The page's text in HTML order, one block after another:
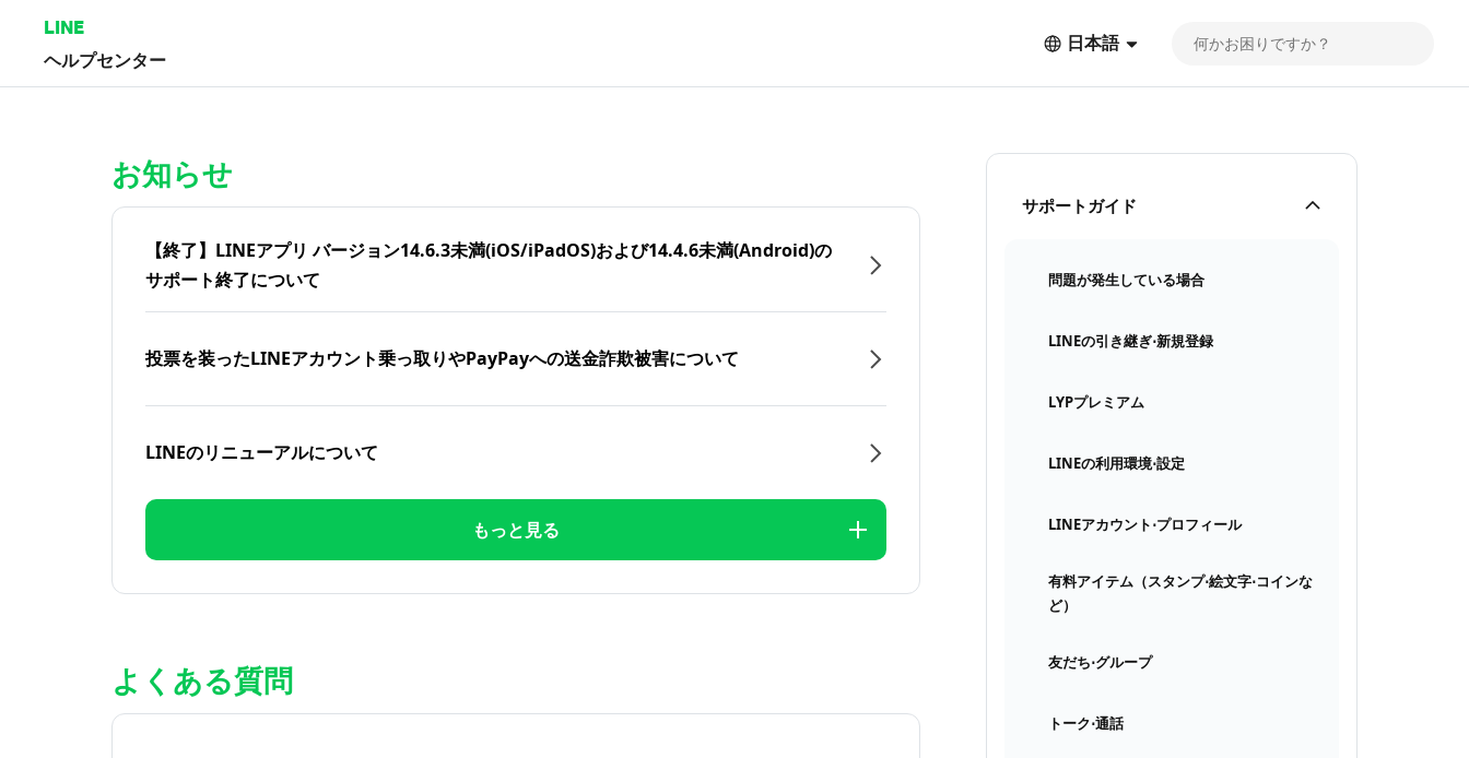
LINE
ヘルプセンター
日本語
サポートガイド
問題が発生している場合
LINEの引き継ぎ⋅新規登録
LYPプレミアム
LINEの利用環境⋅設定
LINEアカウント⋅プロフィール
有料アイテム（スタンプ⋅絵文字⋅コインな
ど）
友だち⋅グループ
トーク⋅通話
お知らせ
【終了】LINEアプリ バージョン14.6.3未満(iOS/iPadOS)および14.4.6未満(Android)の
サポート終了について
投票を装ったLINEアカウント乗っ取りやPayPayへの送金詐欺被害について
LINEのリニューアルについて
もっと見る
よくある質問